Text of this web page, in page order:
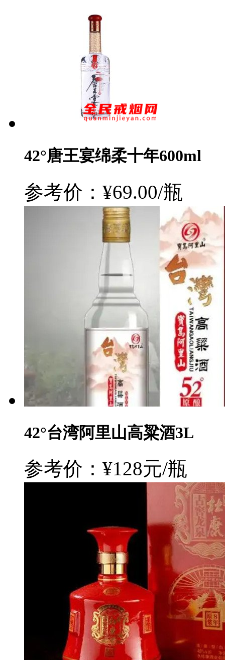
42°唐王宴绵柔十年600ml
参考价：¥69.00/瓶
42°台湾阿里山高粱酒3L
参考价：¥128元/瓶